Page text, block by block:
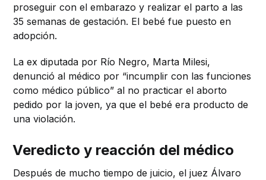
proseguir con el embarazo y realizar el parto a las
35 semanas de gestación. El bebé fue puesto en
adopción.
La ex diputada por Río Negro, Marta Milesi,
denunció al médico por “incumplir con las funciones
como médico público” al no practicar el aborto
pedido por la joven, ya que el bebé era producto de
una violación.
Veredicto y reacción del médico
Después de mucho tiempo de juicio, el juez Álvaro